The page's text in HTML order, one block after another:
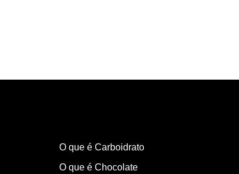
O que é Carboidrato
O que é Chocolate